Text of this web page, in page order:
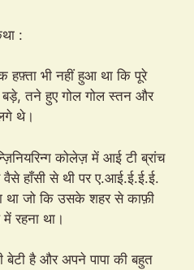
:
भी नहीं हुआ था कि पूरे
तने हुए गोल गोल स्तन और
थे।
कोलेज़ में आई टी ब्रांच
वैसे हाँसी से थी पर ए.आई.ई.ई.ई.
था जो कि उसके शहर से काफ़ी
रहना था।
बेटी है और अपने पापा की बहुत